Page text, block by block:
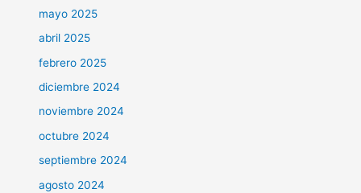
mayo 2025
abril 2025
febrero 2025
diciembre 2024
noviembre 2024
octubre 2024
septiembre 2024
agosto 2024